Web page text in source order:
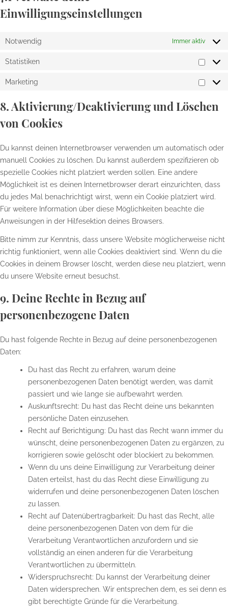
Einwilligungseinstellungen
Notwendig Immer aktiv
Statistiken
Marketing
8. Aktivierung/Deaktivierung und Löschen
von Cookies
Du kannst deinen Internetbrowser verwenden um automatisch oder
manuell Cookies zu löschen. Du kannst außerdem spezifizieren ob
spezielle Cookies nicht platziert werden sollen. Eine andere
Möglichkeit ist es deinen Internetbrowser derart einzurichten, dass
du jedes Mal benachrichtigt wirst, wenn ein Cookie platziert wird.
Für weitere Information über diese Möglichkeiten beachte die
Anweisungen in der Hilfesektion deines Browsers.
Bitte nimm zur Kenntnis, dass unsere Website möglicherweise nicht
richtig funktioniert, wenn alle Cookies deaktiviert sind. Wenn du die
Cookies in deinem Browser löscht, werden diese neu platziert, wenn
du unsere Website erneut besuchst.
9. Deine Rechte in Bezug auf
personenbezogene Daten
Du hast folgende Rechte in Bezug auf deine personenbezogenen
Daten:
Du hast das Recht zu erfahren, warum deine
personenbezogenen Daten benötigt werden, was damit
passiert und wie lange sie aufbewahrt werden.
Auskunftsrecht: Du hast das Recht deine uns bekannten
persönliche Daten einzusehen.
Recht auf Berichtigung: Du hast das Recht wann immer du
wünscht, deine personenbezogenen Daten zu ergänzen, zu
korrigieren sowie gelöscht oder blockiert zu bekommen.
Wenn du uns deine Einwilligung zur Verarbeitung deiner
Daten erteilst, hast du das Recht diese Einwilligung zu
widerrufen und deine personenbezogenen Daten löschen
zu lassen.
Recht auf Datenübertragbarkeit: Du hast das Recht, alle
deine personenbezogenen Daten von dem für die
Verarbeitung Verantwortlichen anzufordern und sie
vollständig an einen anderen für die Verarbeitung
Verantwortlichen zu übermitteln.
Widerspruchsrecht: Du kannst der Verarbeitung deiner
Daten widersprechen. Wir entsprechen dem, es sei denn es
gibt berechtigte Gründe für die Verarbeitung.